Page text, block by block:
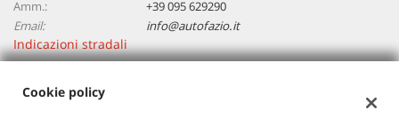
Amm.:
+39 095 629290
Email:
info@autofazio.it
Indicazioni stradali
Cookie policy